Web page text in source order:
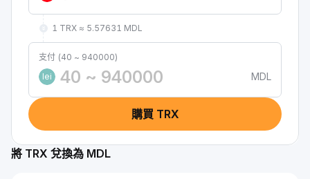
1 TRX ≈ 5.57631 MDL
支付 (40 ~ 940000)
lei
MDL
購買 TRX
將 TRX 兌換為 MDL